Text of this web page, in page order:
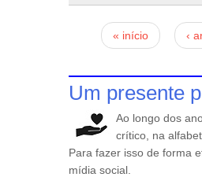
Páginas
« início ‹
Um presente
Ao longo dos
crítico, na
Para fazer isso de forma
mídia social.